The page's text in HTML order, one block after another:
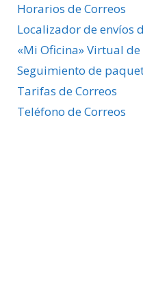
Horarios de Correos
Localizador de envíos
«Mi Oficina» Virtual de
Seguimiento de
Tarifas de Correos
Teléfono de Correos